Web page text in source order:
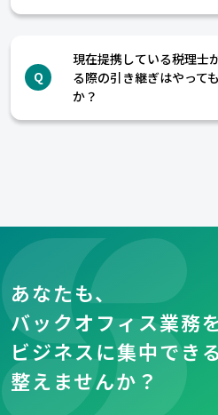
Q
現在提携している税理士
る際の引き継ぎはやって
か？
あなたも、
バックオフィス業務
ビジネスに集中でき
整えませんか？